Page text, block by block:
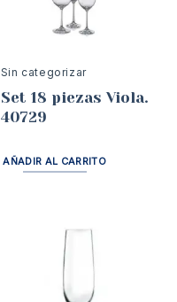
Sin categorizar
Set 18 piezas Viola.
40729
AÑADIR AL CARRITO